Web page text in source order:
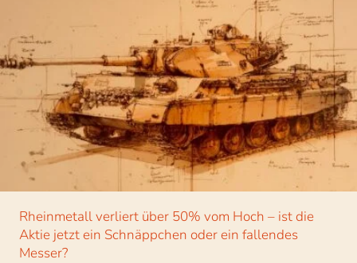
Rheinmetall verliert über 50% vom Hoch – ist die
Aktie jetzt ein Schnäppchen oder ein fallendes
Messer?